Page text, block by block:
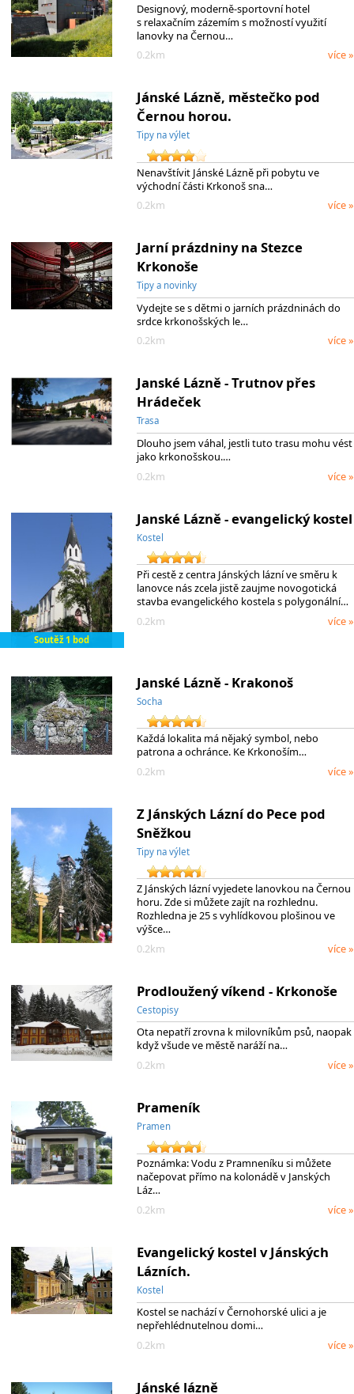
Designový, moderně-sportovní hotel
s relaxačním zázemím s možností využití
lanovky na Černou…
0.2km
více »
Jánské Lázně, městečko pod
Černou horou.
Tipy na výlet
Nenavštívit Jánské Lázně při pobytu ve
východní části Krkonoš sna…
0.2km
více »
Jarní prázdniny na Stezce
Krkonoše
Tipy a novinky
Vydejte se s dětmi o jarních prázdninách do
srdce krkonošských le…
0.2km
více »
Janské Lázně - Trutnov přes
Hrádeček
Trasa
Dlouho jsem váhal, jestli tuto trasu mohu vést
jako krkonošskou.…
0.2km
více »
Soutěž 1 bod
Janské Lázně - evangelický kostel
Kostel
Při cestě z centra Jánských lázní ve směru k
lanovce nás zcela jistě zaujme novogotická
stavba evangelického kostela s polygonální…
0.2km
více »
Janské Lázně - Krakonoš
Socha
Každá lokalita má nějaký symbol, nebo
patrona a ochránce. Ke Krkonoším…
0.2km
více »
Z Jánských Lázní do Pece pod
Sněžkou
Tipy na výlet
Z Jánských lázní vyjedete lanovkou na Černou
horu. Zde si můžete zajít na rozhlednu.
Rozhledna je 25 s vyhlídkovou plošinou ve
výšce…
0.2km
více »
Prodloužený víkend - Krkonoše
Cestopisy
Ota nepatří zrovna k milovníkům psů, naopak
když všude ve městě naráží na…
0.2km
více »
Prameník
Pramen
Poznámka: Vodu z Pramneníku si můžete
načepovat přímo na kolonádě v Janských
Láz…
0.2km
více »
Evangelický kostel v Jánských
Lázních.
Kostel
Kostel se nachází v Černohorské ulici a je
nepřehlédnutelnou domi…
0.2km
více »
Jánské lázně